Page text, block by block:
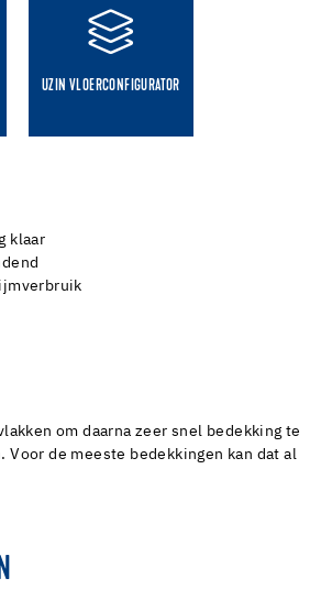
UZIN VLOERCONFIGURATOR
klaar
om daarna zeer snel bedekking te
Voor de meeste bedekkingen kan dat al